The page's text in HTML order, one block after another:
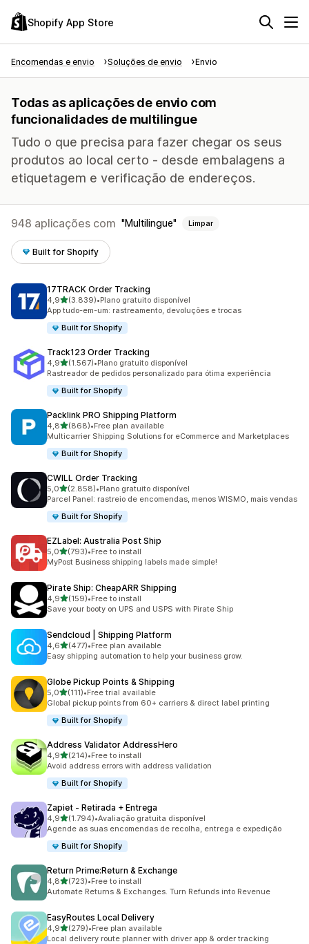
Shopify App Store
Encomendas e envio Soluções de envio Envio
Todas as aplicações de envio com
funcionalidades de multilingue
Tudo o que precisa para fazer chegar os seus
produtos ao local certo - desde embalagens a
etiquetagem e verificação de endereços.
948 aplicações com Multilingue Limpar
Built for Shopify
17TRACK Order Tracking
4,9de 5 estrelas
(3.839)
3839 total de avaliações
•Plano gratuito disponível
App tudo-em-um: rastreamento, devoluções e trocas
Built for Shopify
Track123 Order Tracking
4,9de 5 estrelas
(1.567)
1567 total de avaliações
•Plano gratuito disponível
Rastreador de pedidos personalizado para ótima experiência
Built for Shopify
Packlink PRO Shipping Platform
4,8de 5 estrelas
(868)
868 total de avaliações
•Free plan available
Multicarrier Shipping Solutions for eCommerce and Marketplaces
Built for Shopify
CWILL Order Tracking
5,0de 5 estrelas
(2.858)
2858 total de avaliações
•Plano gratuito disponível
Parcel Panel: rastreio de encomendas, menos WISMO, mais vendas
Built for Shopify
EZLabel: Australia Post Ship
5,0de 5 estrelas
(793)
793 total de avaliações
•Free to install
MyPost Business shipping labels made simple!
Pirate Ship: CheapARR Shipping
4,9de 5 estrelas
(159)
159 total de avaliações
•Free to install
Save your booty on UPS and USPS with Pirate Ship
Sendcloud | Shipping Platform
4,6de 5 estrelas
(477)
477 total de avaliações
•Free plan available
Easy shipping automation to help your business grow.
Globe Pickup Points & Shipping
5,0de 5 estrelas
(111)
111 total de avaliações
•Free trial available
Global pickup points from 60+ carriers & direct label printing
Built for Shopify
Address Validator AddressHero
4,9de 5 estrelas
(214)
214 total de avaliações
•Free to install
Avoid address errors with address validation
Built for Shopify
Zapiet ‑ Retirada + Entrega
4,9de 5 estrelas
(1.794)
1794 total de avaliações
•Avaliação gratuita disponível
Agende as suas encomendas de recolha, entrega e expedição
Built for Shopify
Return Prime:Return & Exchange
4,8de 5 estrelas
(723)
723 total de avaliações
•Free to install
Automate Returns & Exchanges. Turn Refunds into Revenue
EasyRoutes Local Delivery
4,9de 5 estrelas
(279)
279 total de avaliações
•Free plan available
Local delivery route planner with driver app & order tracking